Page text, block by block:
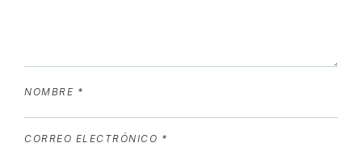
NOMBRE *
CORREO ELECTRÓNICO *